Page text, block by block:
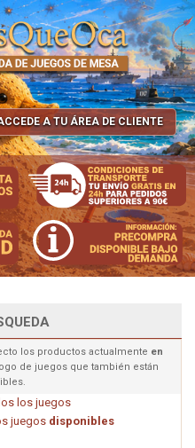
A TU ÁREA DE CLIENTE
los productos actualmente en
de juegos que también están
los juegos
juegos disponibles